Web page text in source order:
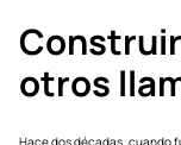
otros